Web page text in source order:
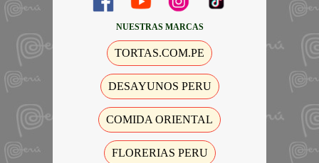
NUESTRAS MARCAS
TORTAS.COM.PE
DESAYUNOS PERU
COMIDA ORIENTAL
FLORERIAS PERU